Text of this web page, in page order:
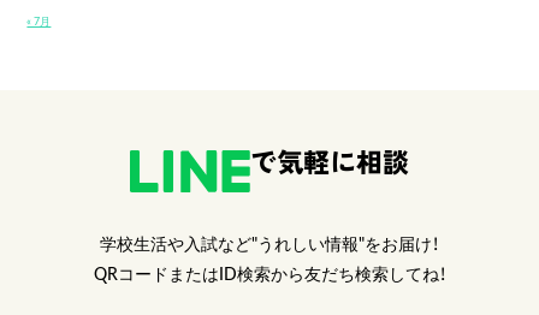
« 7月
で気軽に相談
学校生活や入試など"うれしい情報"をお届け！
QRコードまたはID検索から友だち検索してね！